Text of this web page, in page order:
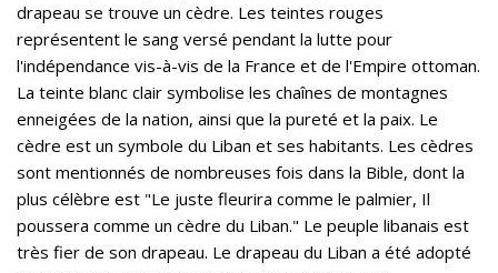
drapeau se trouve un cèdre. Les teintes rouges
représentent le sang versé pendant la lutte pour
l'indépendance vis-à-vis de la France et de l'Empire ottoman.
La teinte blanc clair symbolise les chaînes de montagnes
enneigées de la nation, ainsi que la pureté et la paix. Le
cèdre est un symbole du Liban et ses habitants. Les cèdres
sont mentionnés de nombreuses fois dans la Bible, dont la
plus célèbre est "Le juste fleurira comme le palmier, Il
poussera comme un cèdre du Liban." Le peuple libanais est
très fier de son drapeau. Le drapeau du Liban a été adopté